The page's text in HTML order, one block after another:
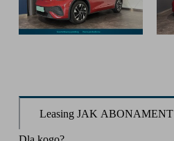
Leasing JAK ABONAMENT
Product parameters changed